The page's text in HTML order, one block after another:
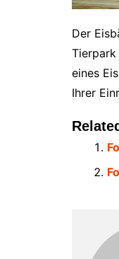
Der
Tierpark
eines
Ihrer